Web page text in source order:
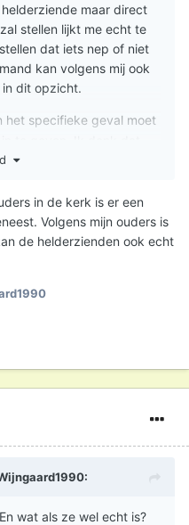
maar direct
stellen lijkt me echt te
dat iets nep of niet
kan volgens mij ook
dit opzicht.
het specifieke geval moet
ter overweging hebben
in de kerk is er een
Volgens mijn ouders is
de helderzienden ook echt
:
wat als ze wel echt is?